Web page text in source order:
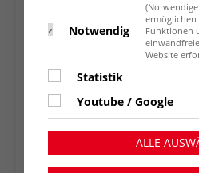
Notwendig
Funktionen
Website
Statistik
Youtube / Google
ALLE